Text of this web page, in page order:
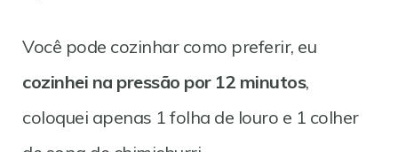
Você pode cozinhar como preferir, eu
cozinhei na pressão por 12 minutos,
coloquei apenas 1 folha de louro e 1 colher